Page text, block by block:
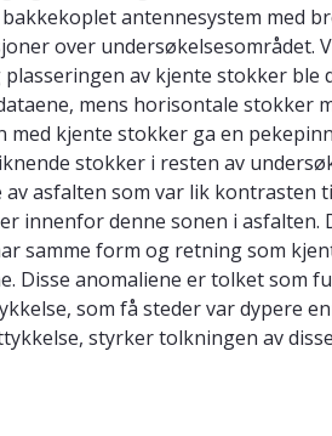
antennesystem med
over undersøkelsesområdet.
av kjente stokker
mens horisontale stokker
med kjente stokker ga en
stokker i resten av
asfalten som var lik kontrasten
innenfor denne sonen i asfalten.
samme form og retning som
Disse anomaliene er tolket som
som få steder var dypere
styrker tolkningen av